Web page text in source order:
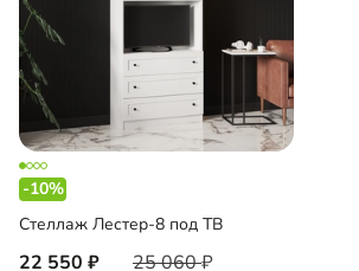
-10%
Стеллаж Лестер-8 под ТВ
22 550 25 060